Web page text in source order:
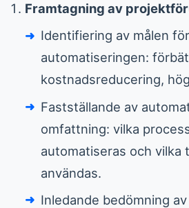
Framtagning av
Identifiering av målen för
automatiseringen:
kostnadsreducering,
Fastställande av
omfattning: vilka
automatiseras och vilka
användas.
Inledande bedömning